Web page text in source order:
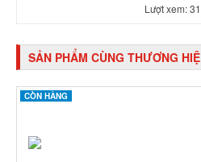
Lượt xem:
SẢN PHẨM CÙNG THƯƠNG
CÒN HÀNG